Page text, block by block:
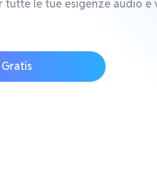
le tue esigenze audio e